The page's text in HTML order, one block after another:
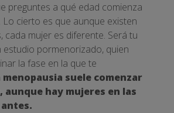
preguntes a qué edad comienza
Lo cierto es que aunque existen
cada mujer es diferente. Será tu
estudio pormenorizado, quien
la fase en la que te
menopausia suele comenzar
aunque hay mujeres en las